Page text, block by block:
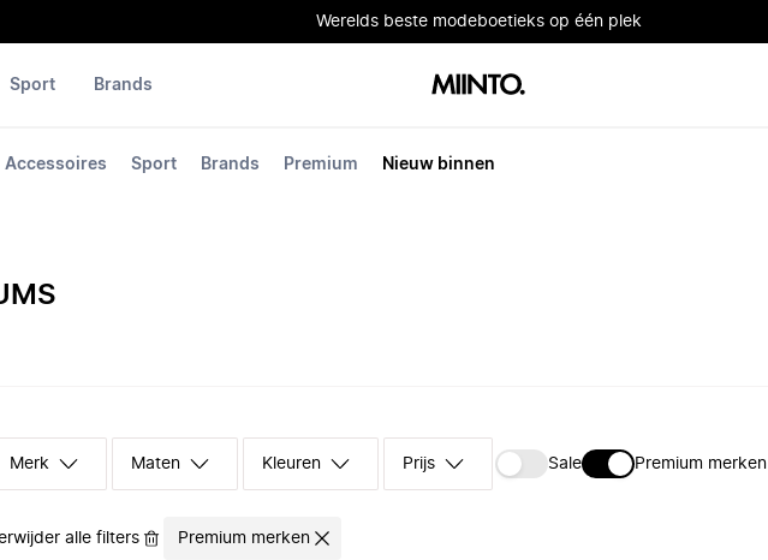
Werelds beste modeboetieks op één plek
Accessoires Sport Brands Premium Nieuw binnen
Sport Brands
Merk Maten Kleuren Prijs Sale Premium merken
alle filters Premium merken